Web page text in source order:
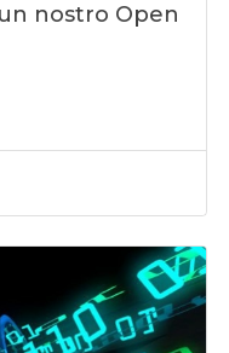
nostro Open